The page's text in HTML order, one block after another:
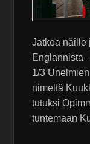
Jatkoa näille
Englannista
1/3
nimeltä
tutuksi
tuntemaan